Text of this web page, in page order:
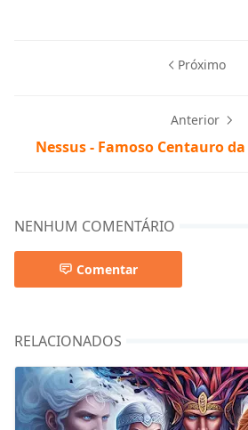
Próximo
Anterior
Nessus - Famoso Centauro
NENHUM COMENTÁRIO
Comentar
RELACIONADOS